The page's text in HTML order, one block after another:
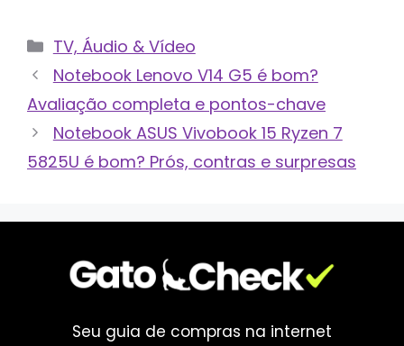
Categorias
TV, Áudio & Vídeo
Notebook Lenovo V14 G5 é bom?
Avaliação completa e pontos-chave
Notebook ASUS Vivobook 15 Ryzen 7
5825U é bom? Prós, contras e surpresas
Seu guia de compras na internet